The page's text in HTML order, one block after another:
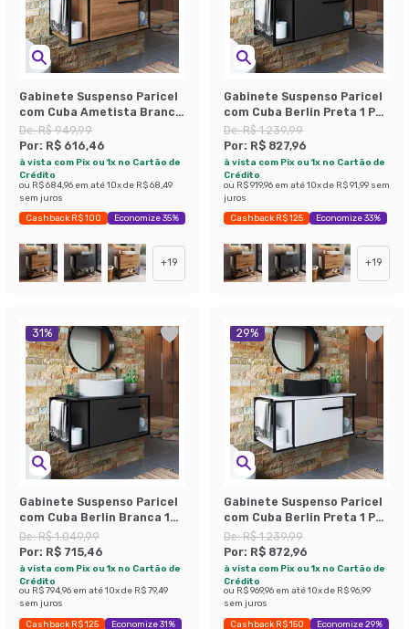
Gabinete Suspenso Paricel
com Cuba Ametista Branca
1 PT Mel
De:R$ 949,99
Por: R$ 616,46
à vista com Pix ou 1x no Cartão de
Crédito
ou R$ 684,96 em até10x de R$ 68,49
sem juros
Cashback R$ 100 Economize 35%
+19
Gabinete Suspenso Paricel
com Cuba Berlin Preta 1 PT
Grafite
De:R$ 1.239,99
Por: R$ 827,96
à vista com Pix ou 1x no Cartão de
Crédito
ou R$ 919,96 em até10x de R$ 91,99 sem
juros
Cashback R$ 125 Economize 33%
+19
31%
Gabinete Suspenso Paricel
com Cuba Berlin Branca 1
PT Preto
De:R$ 1.049,99
Por: R$ 715,46
à vista com Pix ou 1x no Cartão de
Crédito
ou R$ 794,96 em até10x de R$ 79,49
sem juros
Cashback R$ 125 Economize 31%
29%
Gabinete Suspenso Paricel
com Cuba Berlin Preta 1 PT
Branco
De:R$ 1.239,99
Por: R$ 872,96
à vista com Pix ou 1x no Cartão de
Crédito
ou R$ 969,96 em até10x de R$ 96,99
sem juros
Cashback R$ 150 Economize 29%